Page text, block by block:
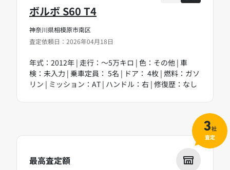
神奈川県相模原市南区
査定依頼日：2026年04月18日
ボルボ S60 T4
年式：2012年 | 走行：～5万キロ | 色：その他 | 車
検：未入力 | 乗車定員： 5名 | ドア： 4枚 | 燃料：ガソ
リン | ミッション：AT | ハンドル：右 | 修復歴：なし
最高査定額
3社
査定